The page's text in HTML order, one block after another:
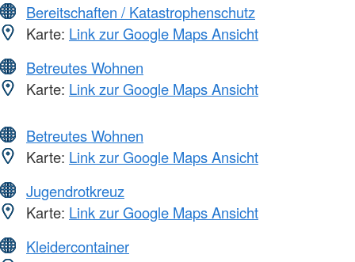
Bereitschaften / Katastrophenschutz
Karte: Link zur Google Maps Ansicht
Betreutes Wohnen
Karte: Link zur Google Maps Ansicht
Betreutes Wohnen
Karte: Link zur Google Maps Ansicht
Jugendrotkreuz
Karte: Link zur Google Maps Ansicht
Kleidercontainer